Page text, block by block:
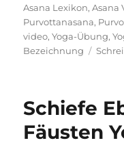
Asana Lexikon,Asana
Purvottanasana,
video,Yoga-Übung,
Bezeichnung
Schiefe
Fäusten